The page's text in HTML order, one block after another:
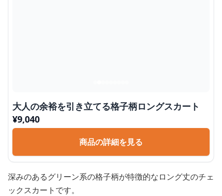
大人の余裕を引き立てる格子柄ロングスカート
¥9,040
商品の詳細を見る
深みのあるグリーン系の格子柄が特徴的なロング丈のチェ
ックスカートです。